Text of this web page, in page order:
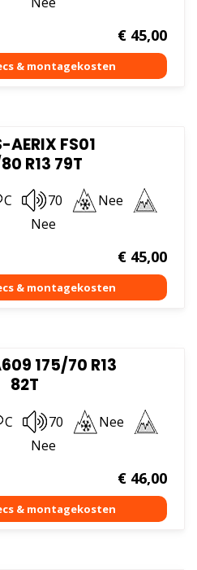
€45,00
AERIX FS01
R13 79T
C 70
Nee
Nee
€45,00
175/70 R13
82T
C 70
Nee
Nee
€46,00